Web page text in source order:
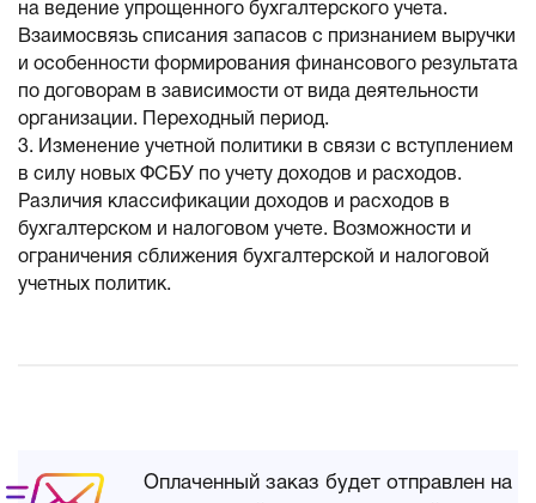
на ведение упрощенного бухгалтерского учета.
Взаимосвязь списания запасов с признанием выручки
и особенности формирования финансового результата
по договорам в зависимости от вида деятельности
организации. Переходный период.
3. Изменение учетной политики в связи с вступлением
в силу новых ФСБУ по учету доходов и расходов.
Различия классификации доходов и расходов в
бухгалтерском и налоговом учете. Возможности и
ограничения сближения бухгалтерской и налоговой
учетных политик.
Оплаченный заказ будет отправлен на